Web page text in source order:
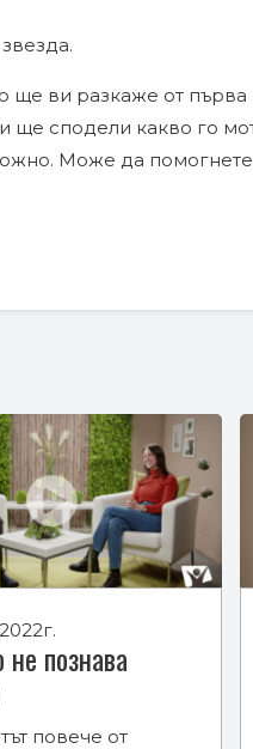
ще ви разкаже от първа
ще сподели какво го
Може да
познава
повече от